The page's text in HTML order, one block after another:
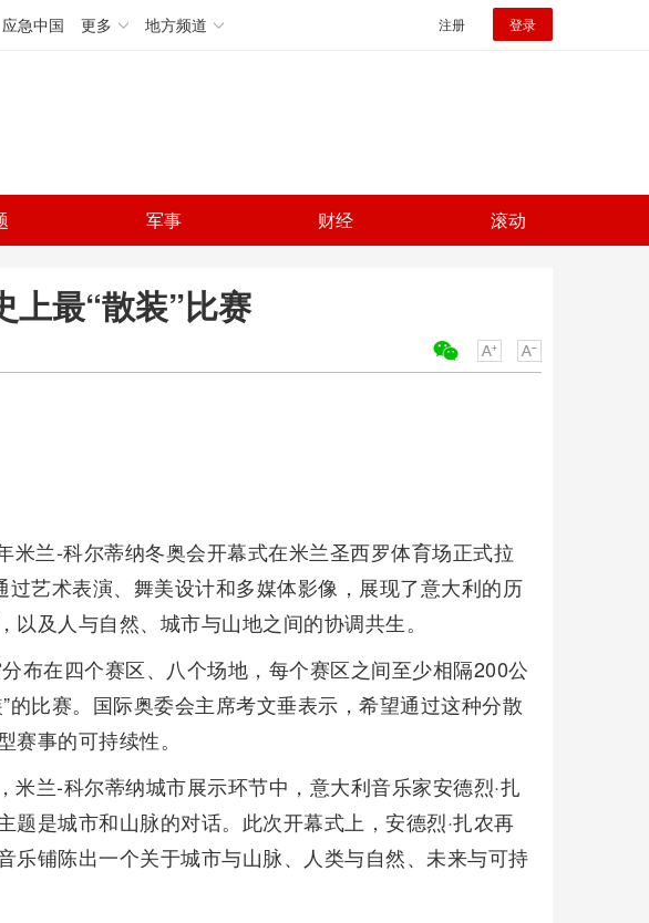
应急中国 更多 地方频道 注册 登录
军事 财经 滚动
上最“散装”比赛
米兰-科尔蒂纳冬奥会开幕式在米兰圣西罗体育场正式拉
过艺术表演、舞美设计和多媒体影像，展现了意大利的历
及人与自然、城市与山地之间的协调共生。
布在四个赛区、八个场地，每个赛区之间至少相隔200公
的比赛。国际奥委会主席考文垂表示，希望通过这种分散
事的可持续性。
米兰-科尔蒂纳城市展示环节中，意大利音乐家安德烈·扎
题是城市和山脉的对话。此次开幕式上，安德烈·扎农再
乐铺陈出一个关于城市与山脉、人类与自然、未来与可持